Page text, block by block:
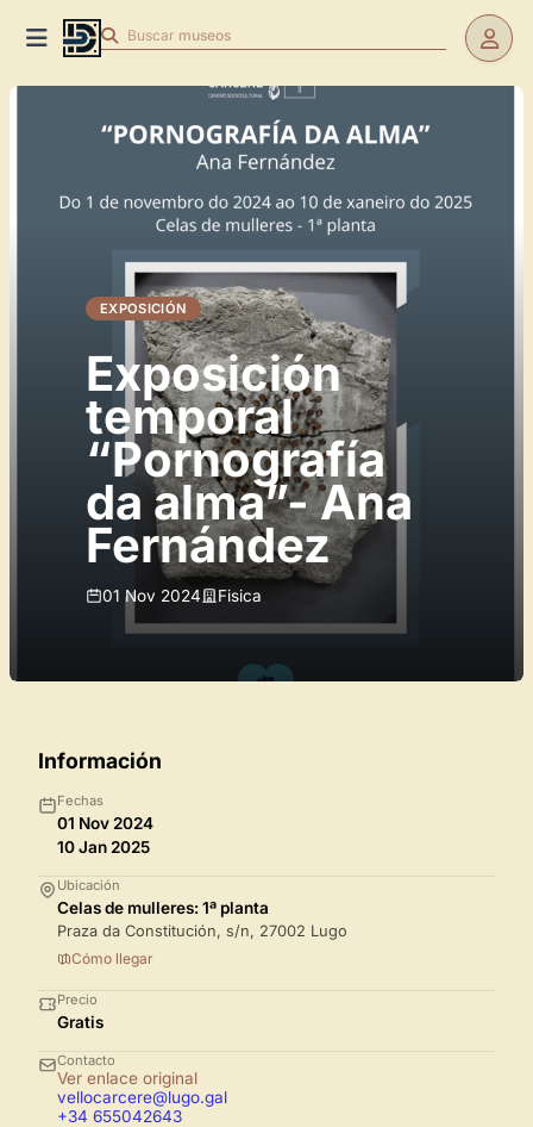
Buscar museos
EXPOSICIÓN
Exposición
temporal
“Pornografía
da alma”- Ana
Fernández
01 Nov 2024 Fisica
Información
Fechas
01 Nov 2024
10 Jan 2025
Ubicación
Celas de mulleres: 1ª planta
Praza da Constitución, s/n, 27002 Lugo
Cómo llegar
Precio
Gratis
Contacto
Ver enlace original
vellocarcere@lugo.gal
+34 655042643